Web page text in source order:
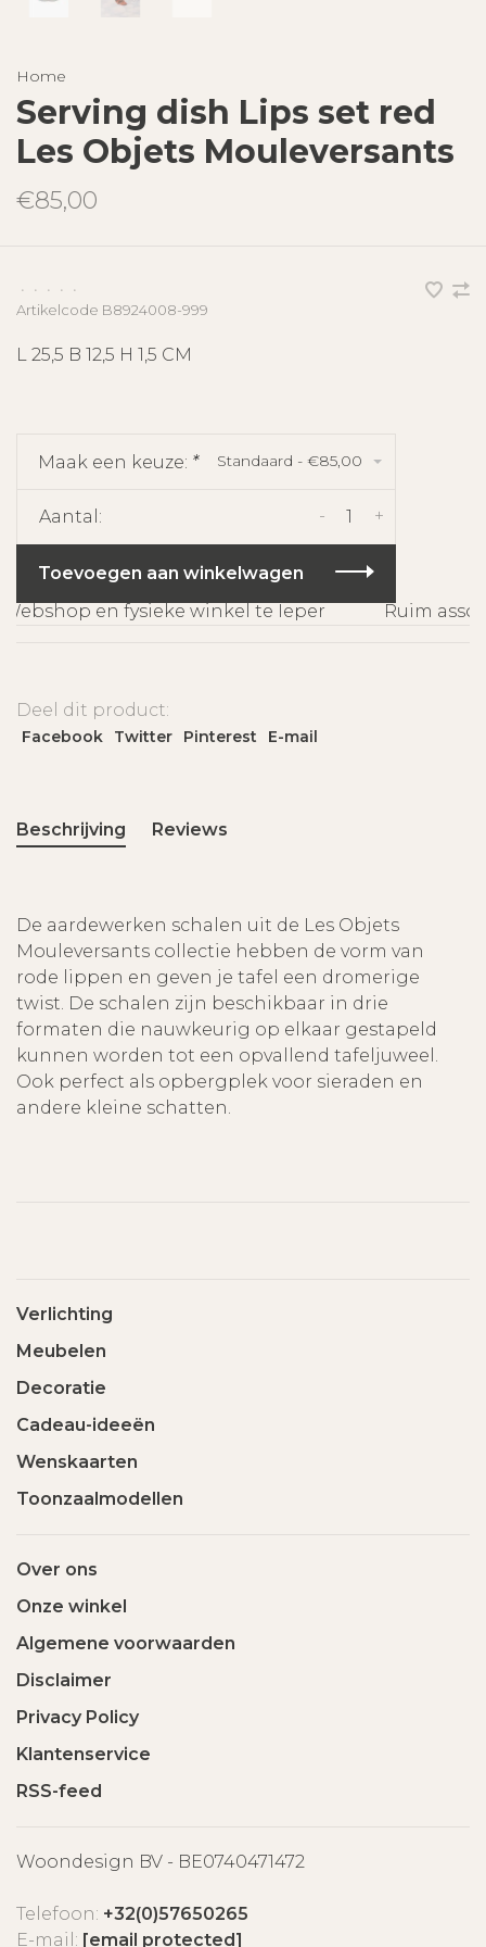
Home
Serving dish Lips set red
Les Objets Mouleversants
€85,00
• • • •
•
Artikelcode B8924008-999
L 25,5 B 12,5 H 1,5 CM
Maak een keuze: * Standaard - €85,00
Aantal: +
-
Toevoegen aan winkelwagen
en fysieke winkel te Ieper
Ruim
Deel dit product:
Facebook Twitter Pinterest E-mail
Beschrijving Reviews
De aardewerken schalen uit de Les Objets
Mouleversants collectie hebben de vorm van
rode lippen en geven je tafel een dromerige
twist. De schalen zijn beschikbaar in drie
formaten die nauwkeurig op elkaar gestapeld
kunnen worden tot een opvallend tafeljuweel.
Ook perfect als opbergplek voor sieraden en
andere kleine schatten.
Verlichting
Meubelen
Decoratie
Cadeau-ideeën
Wenskaarten
Toonzaalmodellen
Over ons
Onze winkel
Algemene voorwaarden
Disclaimer
Privacy Policy
Klantenservice
RSS-feed
Woondesign BV - BE0740471472
Telefoon: +32(0)57650265
E-mail: [email protected]